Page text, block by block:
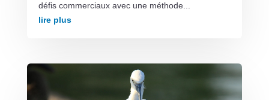
défis commerciaux avec une méthode...
lire plus